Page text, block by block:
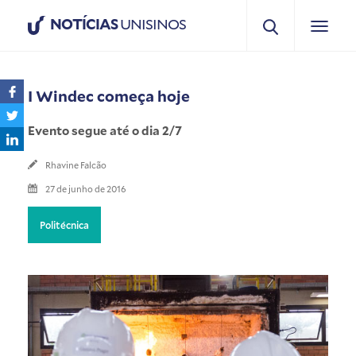
NOTÍCIASUNISINOS
I Windec começa hoje
Evento segue até o dia 2/7
Rhavine Falcão
27 de junho de 2016
Politécnica